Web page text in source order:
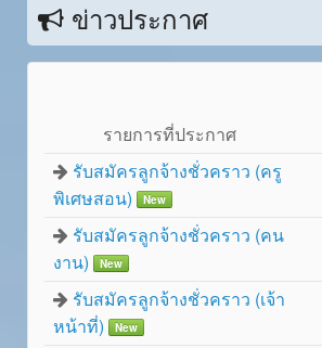
ข่าวประกาศ
รายการที่ประกาศ
รับสมัครลูกจ้างชั่วคราว (ครู
พิเศษสอน)
New
รับสมัครลูกจ้างชั่วคราว (คน
งาน)
New
รับสมัครลูกจ้างชั่วคราว (เจ้า
หน้าที่)
New